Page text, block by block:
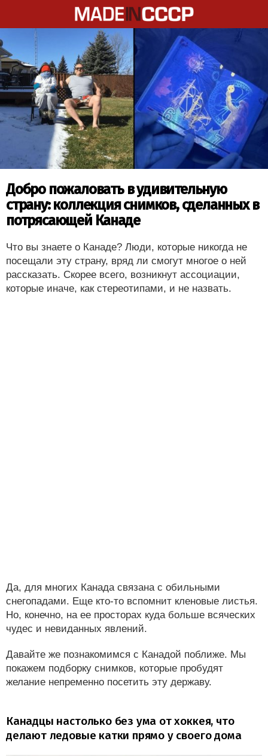
Добро пожаловать в удивительную
страну: коллекция снимков, сделанных в
потрясающей Канаде
Что вы знаете о Канаде? Люди, которые никогда не
посещали эту страну, вряд ли смогут многое о ней
рассказать. Скорее всего, возникнут ассоциации,
которые иначе, как стереотипами, и не назвать.
Да, для многих Канада связана с обильными
снегопадами. Еще кто-то вспомнит кленовые листья.
Но, конечно, на ее просторах куда больше всяческих
чудес и невиданных явлений.
Давайте же познакомимся с Канадой поближе. Мы
покажем подборку снимков, которые пробудят
желание непременно посетить эту державу.
Канадцы настолько без ума от хоккея, что
делают ледовые катки прямо у своего дома